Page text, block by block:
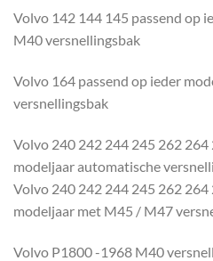
Volvo 142 144 145 passend op
M40 versnellingsbak
Volvo 164 passend op ieder
versnellingsbak
Volvo 240 242 244 245 262 264
modeljaar automatische
Volvo 240 242 244 245 262 264
modeljaar met M45 / M47
Volvo P1800 -1968 M40